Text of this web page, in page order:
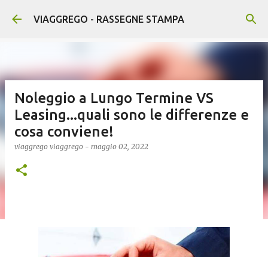
Passa ai contenuti principali
VIAGGREGO - RASSEGNE STAMPA
Noleggio a Lungo Termine VS
Leasing...quali sono le differenze e
cosa conviene!
viaggrego viaggrego - maggio 02, 2022